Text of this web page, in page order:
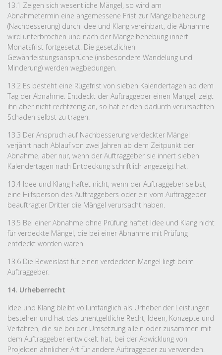
13.1 Zeigen sich wesentliche Mängel, so wird am
Abnahmetermin eine angemessene Frist zur Mängelbehebung
(Nachbesserung) durch Idee und Klang vereinbart, die Abnahme
wird unterbrochen und nach der Mängelbehebung innert
Monatsfrist fortgesetzt. Die gesetzlichen
Gewährleistungsansprüche (insbesondere Wandelung und
Minderung) werden wegbedungen.
13.2 Es besteht eine Rügefrist von sieben Kalendertagen ab dem
Tag der Abnahme. Entdeckt der Auftraggeber einen Mangel, zeigt
ihn aber nicht rechtzeitig an, so hat er den dadurch verursachten
Schaden selbst zu tragen.
13.3 Der Anspruch auf Nachbesserung verdeckter Mängel
verjährt nach Ablauf von zwei Jahren ab dem Zeitpunkt der
Abnahme, aber nur, wenn der Auftraggeber sie innert sieben
Kalendertagen nach Entdeckung schriftlich angezeigt hat.
13.4 Idee und Klang haftet nicht, wenn der Auftraggeber selbst,
eine Hilfsperson des Auftraggebers oder ein vom Auftraggeber
beauftragter Dritter die Mängel verursacht haben.
13.5 Bei einer Abnahme ohne Prüfung haftet Idee und Klang nicht
für verdeckte Mängel, die bei einer Abnahme mit Prüfung
entdeckt worden wären.
13.6 Die Beweislast für einen verdeckten Mangel liegt beim
Auftraggeber.
14. Urheberrecht
Idee und Klang bleibt vollumfänglich als Urheber der Leistungen
bestehen und hat das unentgeltliche Recht, Ideen, Konzepte und
Verfahren, die sie bei der Umsetzung allein oder zusammen mit
dem Auftraggeber entwickelt hat, bei der Abwicklung von
Projekten ähnlicher Art für andere Auftraggeber zu verwenden.